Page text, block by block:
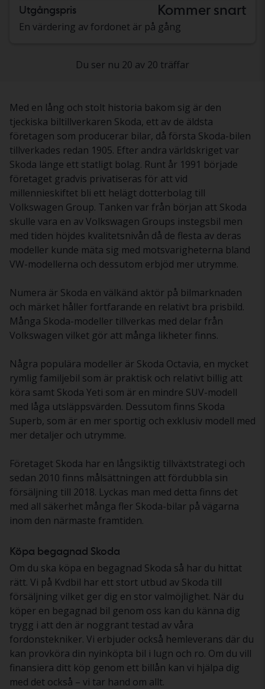
Utgångspris Kommer snart
En värdering av fordonet är på gång
Du ser nu 20 av 20 träffar
Med en lång och stolt historia bakom sig är den
tjeckiska biltillverkaren Skoda, ett av de äldsta
företagen som producerar bilar, då första Skoda-bilen
tillverkades redan 1905. Efter andra världskriget var
Skoda länge ett statligt bolag. Runt år 1991 började
företaget gradvis privatiseras för att vid
millennieskiftet bli ett helägt dotterbolag till
Volkswagen Group. Tanken var från början att Skoda
skulle vara en av Volkswagen Groups instegsbil men
med tiden höjdes kvalitetsnivån då de flesta av deras
modeller kunde mäta sig med motsvarigheterna bland
VW-modellerna och dessutom erbjöd mer utrymme.
Numera är Skoda en välkänd aktör på bilmarknaden
och märket håller fortfarande en relativt bra prisbild.
Många Skoda-modeller tillverkas med delar från
Volkswagen vilket gör att många likheter finns.
Några populära modeller är Skoda Octavia, en mycket
rymlig familjebil som är praktisk och relativt billig att
köra samt Skoda Yeti som är en mindre SUV-modell
med låga utsläppsvärden. Dessutom finns Skoda
Superb, som är en mer sportig och exklusiv modell med
mer detaljer och utrymme.
Företaget Skoda har en långsiktig tillväxtstrategi och
sedan 2010 finns målsättningen att fördubbla sin
försäljning till 2018. Lyckas man med detta finns det
med all säkerhet många fler Skoda-bilar på vägarna
inom den närmaste framtiden.
Köpa begagnad Skoda
Om du ska köpa en begagnad Skoda så har du hittat
rätt. Vi på Kvdbil har ett stort utbud av Skoda till
försäljning vilket ger dig en stor valmöjlighet. När du
köper en begagnad bil genom oss kan du känna dig
trygg i att den är noggrant testad av våra
fordonstekniker. Vi erbjuder också hemleverans där du
kan provköra din nyinköpta bil i lugn och ro. Om du vill
finansiera ditt köp genom ett billån kan vi hjälpa dig
med det också – vi tar hand om allt.